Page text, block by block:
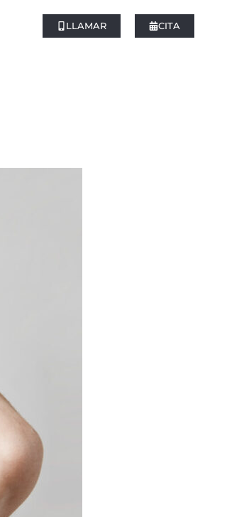
LLAMAR CITA